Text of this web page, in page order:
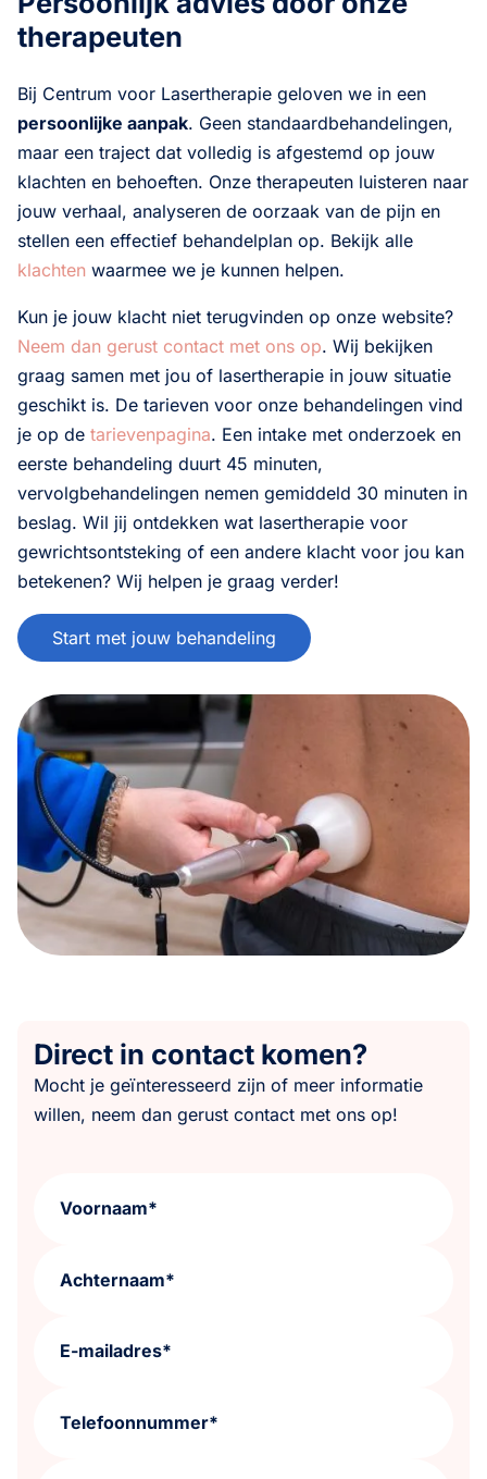
therapeuten
Bij Centrum voor Lasertherapie geloven we in een
persoonlijke aanpak. Geen standaardbehandelingen,
maar een traject dat volledig is afgestemd op jouw
klachten en behoeften. Onze therapeuten luisteren naar
jouw verhaal, analyseren de oorzaak van de pijn en
stellen een effectief behandelplan op. Bekijk alle
klachten waarmee we je kunnen helpen.
Kun je jouw klacht niet terugvinden op onze website?
Neem dan gerust contact met ons op. Wij bekijken
graag samen met jou of lasertherapie in jouw situatie
geschikt is. De tarieven voor onze behandelingen vind
je op de tarievenpagina. Een intake met onderzoek en
eerste behandeling duurt 45 minuten,
vervolgbehandelingen nemen gemiddeld 30 minuten in
beslag. Wil jij ontdekken wat lasertherapie voor
gewrichtsontsteking of een andere klacht voor jou kan
betekenen? Wij helpen je graag verder!
Start met jouw behandeling
Direct in contact komen?
Mocht je geïnteresseerd zijn of meer informatie
willen, neem dan gerust contact met ons op!
Voornaam*
Achternaam*
E-mailadres*
Telefoonnummer*